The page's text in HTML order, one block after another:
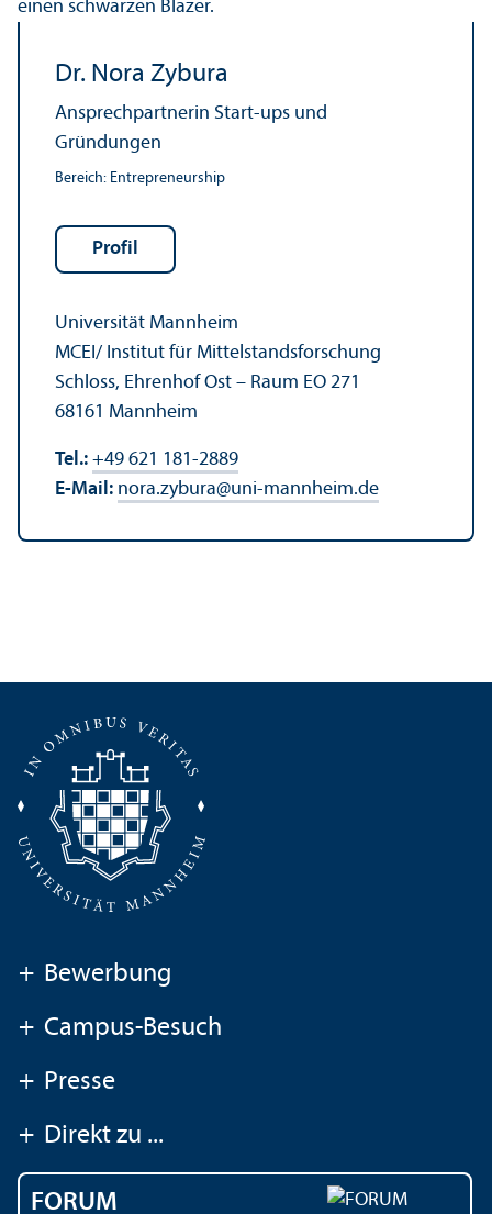
Dr. Nora Zybura
Ansprech­partnerin Start-ups und
Gründungen
Bereich: Entrepreneur­ship
Profil
Universität Mannheim
MCEI/ Institut für Mittelstandsforschung
Schloss, Ehrenhof Ost – Raum EO 271
68161 Mannheim
Tel.: +49 621 181-2889
E-Mail: nora.zybura@uni-mannheim.de
+ Bewerbung
+ Campus-Besuch
+ Presse
+ Direkt zu ...
FORUM